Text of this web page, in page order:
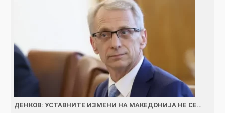
ДЕНКОВ: УСТАВНИТЕ ИЗМЕНИ НА МАКЕДОНИЈА НЕ СЕ…